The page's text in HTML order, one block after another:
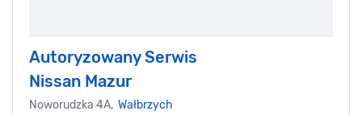
Autoryzowany Serwis
Nissan Mazur
Noworudzka 4A, Wałbrzych